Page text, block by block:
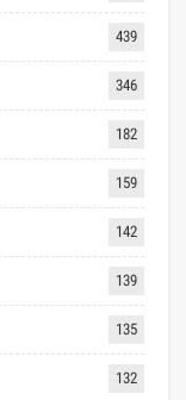
439
346
182
159
142
139
135
132